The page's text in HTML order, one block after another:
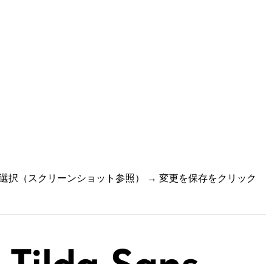
（スクリーンショット参照） → 変更を保存をクリック